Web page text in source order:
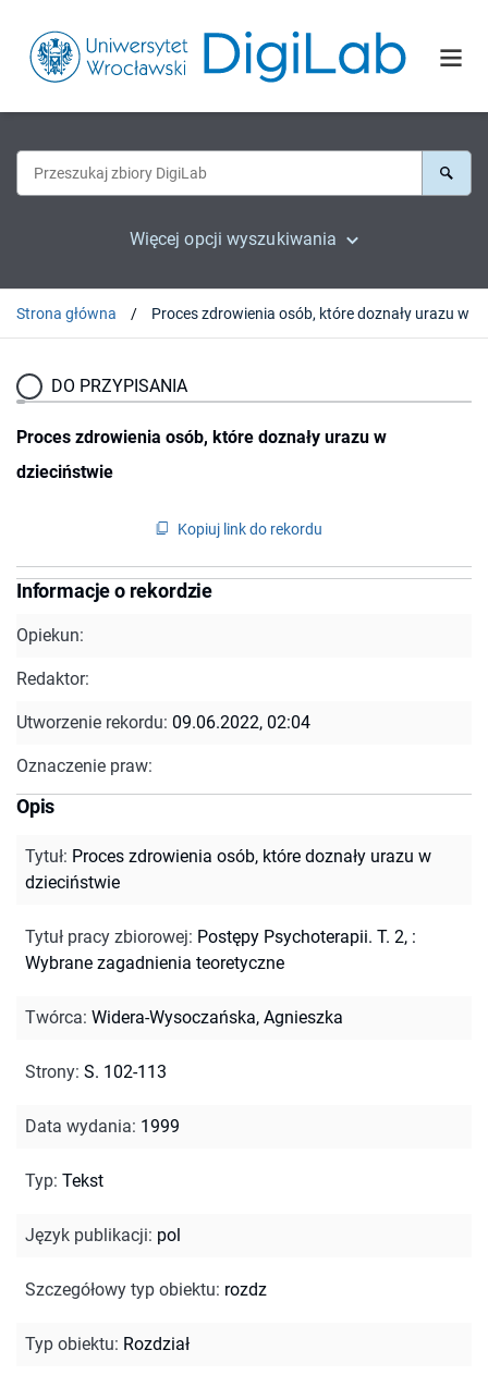
Więcej opcji wyszukiwania
Strona główna
DO PRZYPISANIA
Proces zdrowienia osób, które doznały urazu w
dzieciństwie
Kopiuj link do rekordu
Informacje o rekordzie
Opiekun:
Redaktor:
Utworzenie rekordu: 09.06.2022, 02:04
Oznaczenie praw:
Opis
Tytuł: Proces zdrowienia osób, które doznały urazu w
dzieciństwie
Tytuł pracy zbiorowej: Postępy Psychoterapii. T. 2, :
Wybrane zagadnienia teoretyczne
Twórca: Widera-Wysoczańska, Agnieszka
Strony: S. 102-113
Data wydania: 1999
Typ: Tekst
Język publikacji: pol
Szczegółowy typ obiektu: rozdz
Typ obiektu: Rozdział